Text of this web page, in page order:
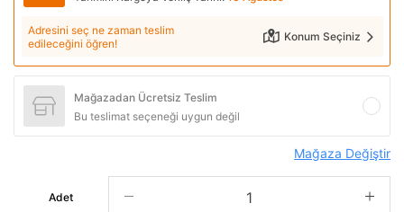
Adresini seç ne zaman teslim
edileceğini öğren!
Konum Seçiniz
Mağazadan Ücretsiz Teslim
Bu teslimat seçeneği uygun değil
Mağaza Değiştir
Adet